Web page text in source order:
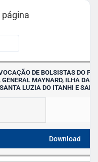
DE BOLSISTAS DO
MAYNARD, ILHA DAS
LUZIA DO ITANHI E
Download